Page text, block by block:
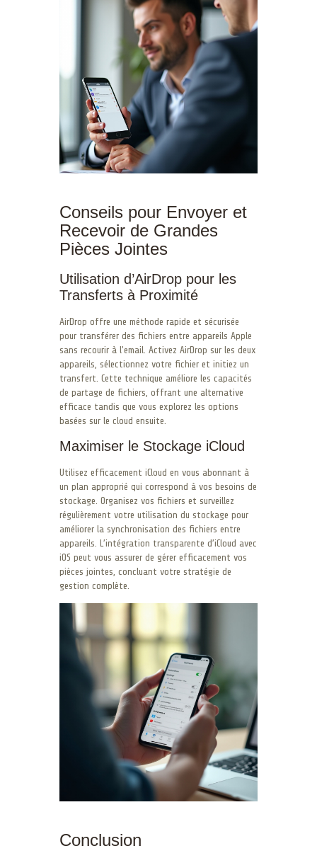
Conseils pour Envoyer et
Recevoir de Grandes
Pièces Jointes
Utilisation d’AirDrop pour les
Transferts à Proximité
AirDrop offre une méthode rapide et sécurisée
pour transférer des fichiers entre appareils Apple
sans recourir à l’email. Activez AirDrop sur les deux
appareils, sélectionnez votre fichier et initiez un
transfert. Cette technique améliore les capacités
de partage de fichiers, offrant une alternative
efficace tandis que vous explorez les options
basées sur le cloud ensuite.
Maximiser le Stockage iCloud
Utilisez efficacement iCloud en vous abonnant à
un plan approprié qui correspond à vos besoins de
stockage. Organisez vos fichiers et surveillez
régulièrement votre utilisation du stockage pour
améliorer la synchronisation des fichiers entre
appareils. L’intégration transparente d’iCloud avec
iOS peut vous assurer de gérer efficacement vos
pièces jointes, concluant votre stratégie de
gestion complète.
Conclusion